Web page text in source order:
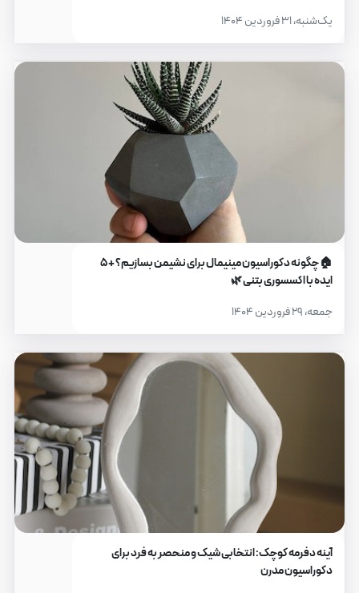
یک‌شنبه، ۳۱ فروردین ۱۴۰۴
🏠 چگونه دکوراسیون مینیمال برای نشیمن بسازیم؟ + ۵
ایده با اکسسوری بتنی 🌿
جمعه، ۲۹ فروردین ۱۴۰۴
آینه دفرمه کوچک: انتخابی شیک و منحصر به فرد برای
دکوراسیون مدرن